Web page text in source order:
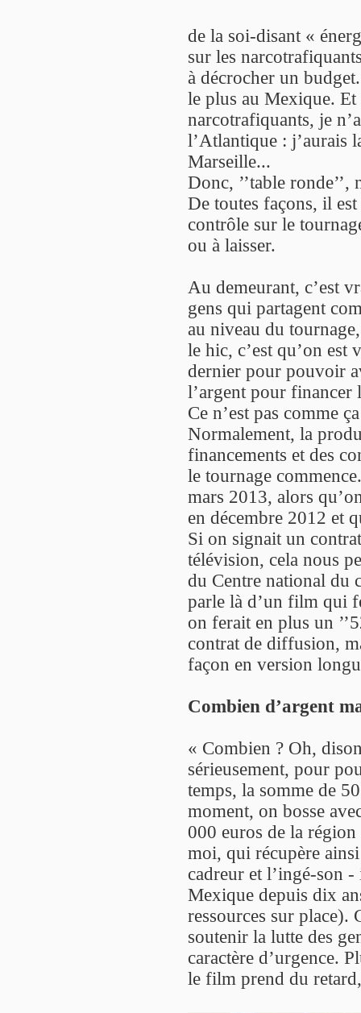
de la soi-disant «
sur les
à décrocher un
le plus au Mexique.
narcotrafiquants, je
l’Atlantique : j’aurais
Marseille...
Donc, ’’table
De toutes façons, il
contrôle sur le
ou à laisser.
Au demeurant, c’est
gens qui partagent
au niveau du
le hic, c’est qu’on est
dernier pour pouvoir
l’argent pour financer
Ce n’est pas comme
Normalement, la
financements et des
le tournage
mars 2013, alors
en décembre 2012 et
Si on signait un
télévision, cela nous
du Centre national du
parle là d’un film qui
on ferait en plus un
contrat de diffusion,
façon en version
Combien d’argent
« Combien ? Oh,
sérieusement, pour
temps, la somme de
moment, on bosse
000 euros de la
moi, qui récupère
cadreur et l’ingé-son
Mexique depuis dix
ressources sur place).
soutenir la lutte des
caractère d’urgence.
le film prend du